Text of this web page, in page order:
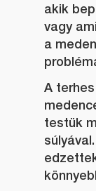
akik
vagy
a
A
testük